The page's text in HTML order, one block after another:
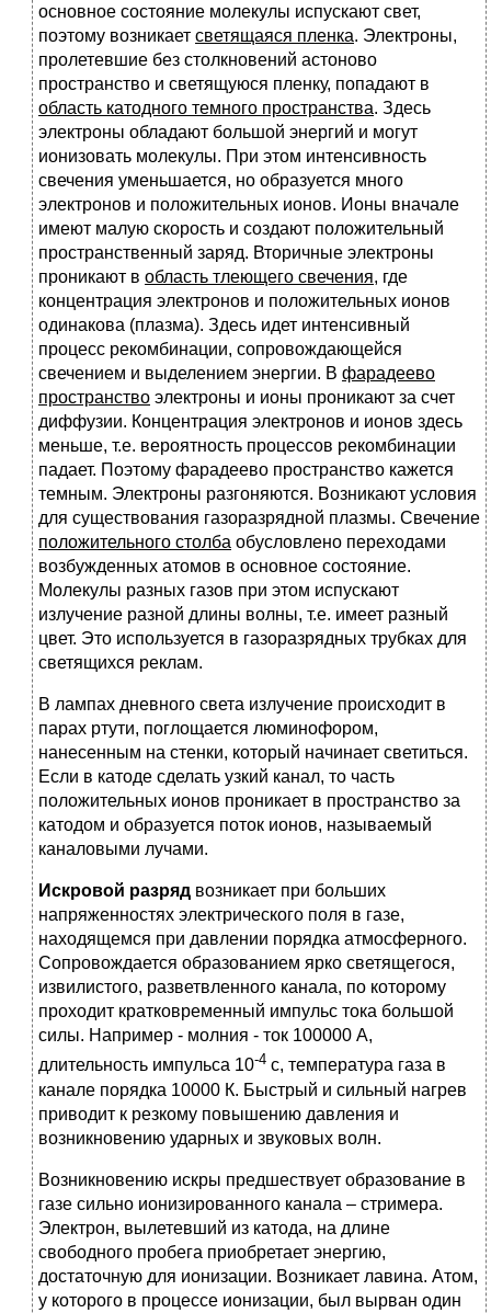
основное состояние молекулы испускают свет,
поэтому возникает светящаяся пленка. Электроны,
пролетевшие без столкновений астоново
пространство и светящуюся пленку, попадают в
область катодного темного пространства. Здесь
электроны обладают большой энергий и могут
ионизовать молекулы. При этом интенсивность
свечения уменьшается, но образуется много
электронов и положительных ионов. Ионы вначале
имеют малую скорость и создают положительный
пространственный заряд. Вторичные электроны
проникают в область тлеющего свечения, где
концентрация электронов и положительных ионов
одинакова (плазма). Здесь идет интенсивный
процесс рекомбинации, сопровождающейся
свечением и выделением энергии. В фарадеево
пространство электроны и ионы проникают за счет
диффузии. Концентрация электронов и ионов здесь
меньше, т.е. вероятность процессов рекомбинации
падает. Поэтому фарадеево пространство кажется
темным. Электроны разгоняются. Возникают условия
для существования газоразрядной плазмы. Свечение
положительного столба обусловлено переходами
возбужденных атомов в основное состояние.
Молекулы разных газов при этом испускают
излучение разной длины волны, т.е. имеет разный
цвет. Это используется в газоразрядных трубках для
светящихся реклам.
В лампах дневного света излучение происходит в
парах ртути, поглощается люминофором,
нанесенным на стенки, который начинает светиться.
Если в катоде сделать узкий канал, то часть
положительных ионов проникает в пространство за
катодом и образуется поток ионов, называемый
каналовыми лучами.
Искровой разряд возникает при больших
напряженностях электрического поля в газе,
находящемся при давлении порядка атмосферного.
Сопровождается образованием ярко светящегося,
извилистого, разветвленного канала, по которому
проходит кратковременный импульс тока большой
силы. Например - молния - ток 100000 А,
длительность импульса 10-4 с, температура газа в
канале порядка 10000 К. Быстрый и сильный нагрев
приводит к резкому повышению давления и
возникновению ударных и звуковых волн.
Возникновению искры предшествует образование в
газе сильно ионизированного канала – стримера.
Электрон, вылетевший из катода, на длине
свободного пробега приобретает энергию,
достаточную для ионизации. Возникает лавина. Атом,
у которого в процессе ионизации, был вырван один